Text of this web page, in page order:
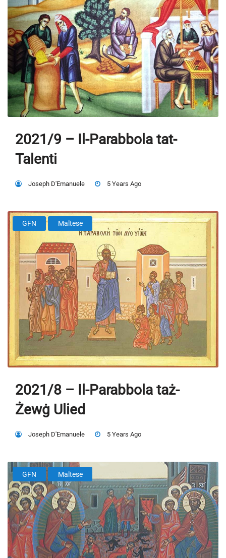
2021/9 – Il-Parabbola tat-
Talenti
Joseph D'Emanuele 5 Years Ago
GFN Maltese
2021/8 – Il-Parabbola taż-
Żewġ Ulied
Joseph D'Emanuele 5 Years Ago
GFN Maltese